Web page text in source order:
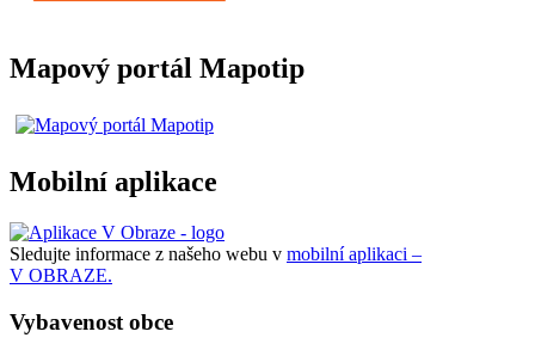
Mapový portál Mapotip
Mobilní aplikace
Sledujte informace z našeho webu v mobilní aplikaci –
V OBRAZE.
Vybavenost obce